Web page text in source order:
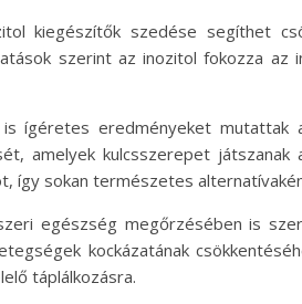
kiegészítők szedése segíthet
szerint az inozitol fokozza
ígéretes eredményeket
amelyek kulcsszerepet
így sokan természetes
egészség megőrzésében is
kockázatának
táplálkozásra.